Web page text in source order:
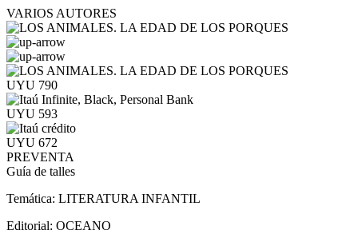
VARIOS AUTORES
UYU 790
UYU 593
UYU 672
PREVENTA
Guía de talles
Temática: LITERATURA INFANTIL
Editorial: OCEANO